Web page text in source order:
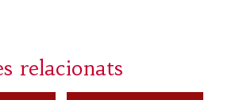
relacionats